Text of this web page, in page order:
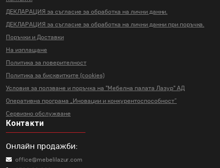
ДЕКЛАРАЦИЯ за съгласие за обработка на лични данни.
ДЕКЛАРАЦИЯ за съгласие за обработка на лични данни при поръчка.
Поръчки и Доставки
На изплащане
Политика за поверителност
Политика за бисквитките (cookies)
Условия за ползване и поръчка на "Мебелна палата Лазур" АД
Оперативна програма „Иновации и конкурентоспособност“
Сервизно обслужване
Контакти
Онлайн продажби:
office@mebelilazur.com